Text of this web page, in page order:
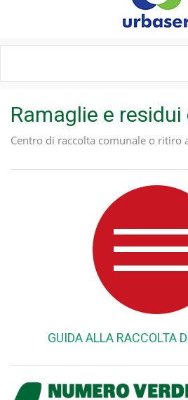
Ramaglie e residui
Centro di raccolta comunale o ritiro
GUIDA ALLA RACCOLTA